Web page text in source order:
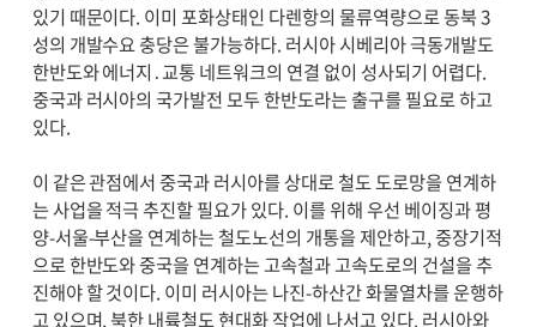
있기 때문이다. 이미 포화상태인 다렌항의 물류역량으로 동북 3
성의 개발수요 충당은 불가능하다. 러시아 시베리아 극동개발도
한반도와 에너지․교통 네트워크의 연결 없이 성사되기 어렵다.
중국과 러시아의 국가발전 모두 한반도라는 출구를 필요로 하고
있다.
이 같은 관점에서 중국과 러시아를 상대로 철도 도로망을 연계하
는 사업을 적극 추진할 필요가 있다. 이를 위해 우선 베이징과 평
양-서울-부산을 연계하는 철도노선의 개통을 제안하고, 중장기적
으로 한반도와 중국을 연계하는 고속철과 고속도로의 건설을 추
진해야 할 것이다. 이미 러시아는 나진-하산간 화물열차를 운행하
고 있으며, 북한 내륙철도 현대화 작업에 나서고 있다. 러시아와